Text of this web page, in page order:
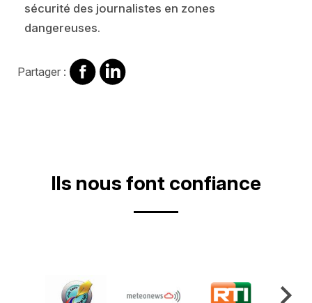
sécurité des journalistes en zones
dangereuses.
Partager : Partager
sur
Partager
sur
Ils nous font confiance